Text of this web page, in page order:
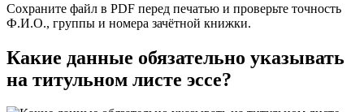
Сохраните файл в PDF перед печатью и проверьте точность
Ф.И.О., группы и номера зачётной книжки.
Какие данные обязательно указывать
на титульном листе эссе?